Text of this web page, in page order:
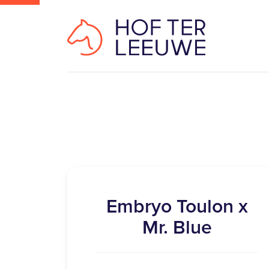
Embryo Toulon x
Mr. Blue